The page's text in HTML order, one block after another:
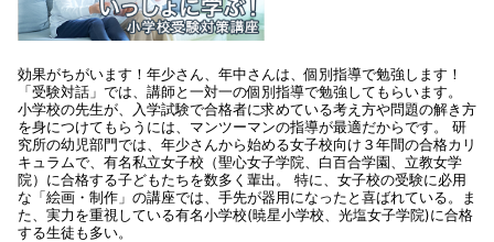
効果がちがいます！年少さん、年中さんは、個別指導で勉強します！
「受験対話」では、講師と一対一の個別指導で勉強してもらいます。
小学校の先生が、入学試験で合格者に求めている考え方や問題の解き方
を身につけてもらうには、マンツーマンの指導が最適だからです。 研
究所の幼児部門では、年少さんから始める女子校向け３年間の合格カリ
キュラムで、有名私立女子校（聖心女子学院、白百合学園、立教女学
院）に合格する子どもたちを数多く輩出。 特に、女子校の受験に必用
な「絵画・制作」の講座では、手先が器用になったと喜ばれている。ま
た、実力を重視している有名小学校(暁星小学校、光塩女子学院)に合格
する生徒も多い。